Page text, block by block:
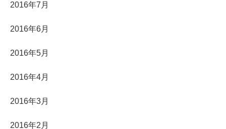
2016年7月
2016年6月
2016年5月
2016年4月
2016年3月
2016年2月